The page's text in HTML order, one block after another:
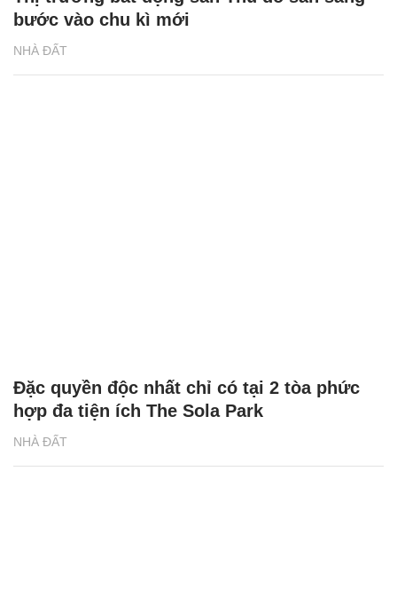
NHÀ ĐẤT
bước vào chu kì mới
NHÀ ĐẤT
Đặc quyền độc nhất chỉ có tại 2 tòa phức
hợp đa tiện ích The Sola Park